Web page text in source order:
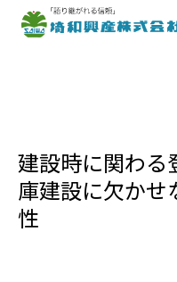
TOP>コラム>建設時に
建設時に関わる
庫建設に欠かせ
性